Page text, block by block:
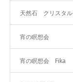
天然石 クリスタル
宵の瞑想会
宵の瞑想会 Fika